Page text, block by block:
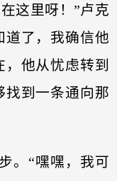
这里呀！”卢克
道了，我确信他
他从忧虑转到
找到一条通向那
。“嘿嘿，我可